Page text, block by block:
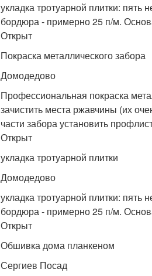
укладка тротуарной плитки:
бордюра - примерно 25 п/м.
Открыт
Покраска металлического забора
Домодедово
Профессиональная покраска
зачистить места ржавчины (их
части забора установить
Открыт
укладка тротуарной плитки
Домодедово
укладка тротуарной плитки:
бордюра - примерно 25 п/м.
Открыт
Обшивка дома планкеном
Сергиев Посад